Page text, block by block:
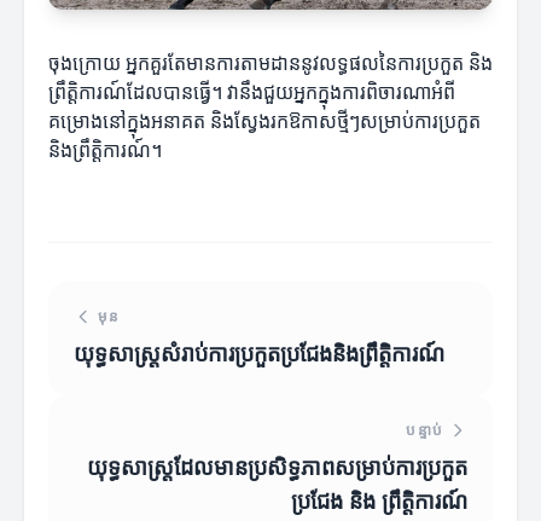
ចុងក្រោយ អ្នកគួរតែមានការតាមដាននូវលទ្ធផលនៃការប្រកួត និង
ព្រឹត្តិការណ៍ដែលបានធ្វើ។ វានឹងជួយអ្នកក្នុងការពិចារណាអំពី
គម្រោងនៅក្នុងអនាគត និងស្វែងរកឱកាសថ្មីៗសម្រាប់ការប្រកួត
និងព្រឹត្តិការណ៍។
មុន
យុទ្ធសាស្ត្រសំរាប់ការប្រកួតប្រជែងនិងព្រឹត្តិការណ៍
បន្ទាប់
យុទ្ធសាស្ត្រដែលមានប្រសិទ្ធភាពសម្រាប់ការប្រកួត
ប្រជែង និង ព្រឹត្តិការណ៍